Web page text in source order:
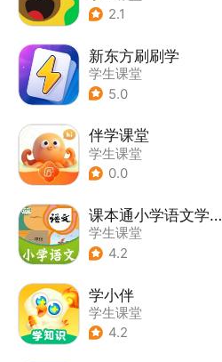
2.1
新东方刷刷学
学生课堂
5.0
伴学课堂
学生课堂
0.0
课本通小学语文学习平台
学生课堂
4.2
学小伴
学生课堂
4.2